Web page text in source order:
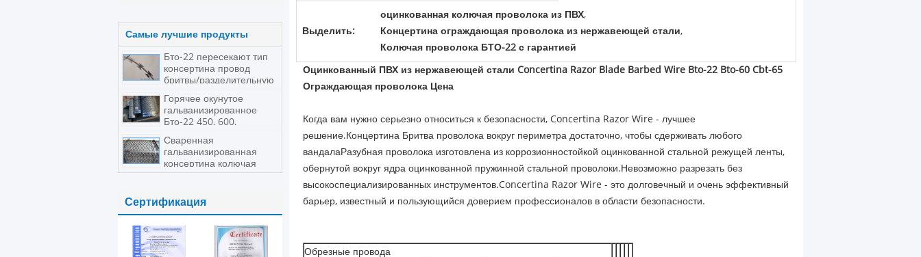
Самые лучшие продукты
Бто-22 пересекают тип
консертина провод
бритвы/разделительную
проволоки
Горячее окунутое
гальванизированное
Бто-22 450, 600,
проволока бритвы
Сваренная
гальванизированная
консертина колючая
проволока бритвы
Сертификация
Выделить:
оцинкованная колючая проволока из ПВХ,
Концертина ограждающая проволока из нержавеющей стали,
Колючая проволока БТО-22 с гарантией
Оцинкованный ПВХ из нержавеющей стали Concertina Razor Blade Barbed Wire Bto-22 Bto-60 Cbt-65
Ограждающая проволока Цена
Когда вам нужно серьезно относиться к безопасности, Concertina Razor Wire - лучшее
решение.Концертина Бритва проволока вокруг периметра достаточно, чтобы сдерживать любого
вандалаРазубная проволока изготовлена из коррозионностойкой оцинкованной стальной режущей ленты,
обернутой вокруг ядра оцинкованной пружинной стальной проволоки.Невозможно разрезать без
высокоспециализированных инструментов.Concertina Razor Wire - это долговечный и очень эффективный
барьер, известный и пользующийся доверием профессионалов в области безопасности.
Обрезные провода